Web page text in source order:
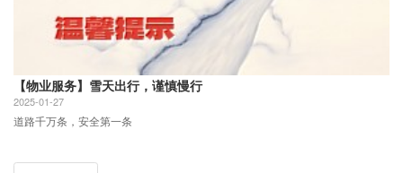
【物业服务】雪天出行，谨慎慢行
2025-01-27
道路千万条，安全第一条